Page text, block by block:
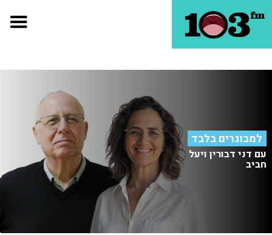
למבוגרים בלבד
עם דני דבורין ויעל
חביב